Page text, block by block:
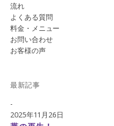
流れ
よくある質問
料金・メニュー
お問い合わせ
お客様の声
最新記事
-
2025年11月26日